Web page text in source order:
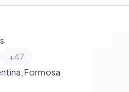
+47
Formosa